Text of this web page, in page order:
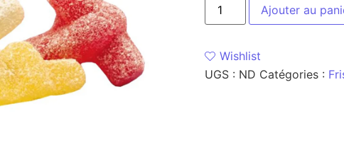
Ajouter au
Wishlist
UGS : ND Catégories :